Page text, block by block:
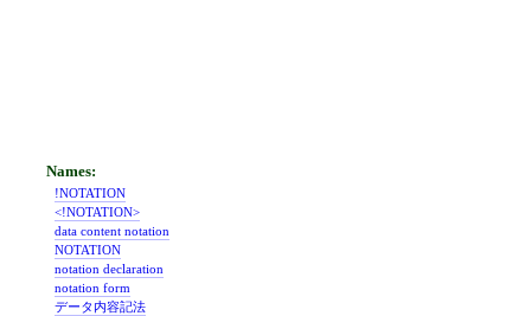
!NOTATION
<!NOTATION>
data content notation
NOTATION
notation declaration
notation form
データ内容記法